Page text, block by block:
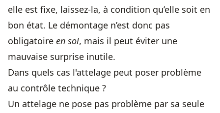
elle est fixe, laissez-la, à condition qu’elle soit en
bon état. Le démontage n’est donc pas
obligatoire en soi, mais il peut éviter une
mauvaise surprise inutile.
Dans quels cas l'attelage peut poser problème
au contrôle technique ?
Un attelage ne pose pas problème par sa seule